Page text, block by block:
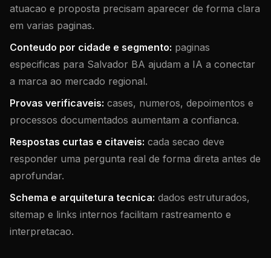
atuacao e proposta precisam aparecer de forma clara
em varias paginas.
Conteudo por cidade e segmento: paginas
especificas para Salvador BA ajudam a IA a conectar
a marca ao mercado regional.
Provas verificaveis: cases, numeros, depoimentos e
processos documentados aumentam a confianca.
Respostas curtas e citaveis: cada secao deve
responder uma pergunta real de forma direta antes de
aprofundar.
Schema e arquitetura tecnica: dados estruturados,
sitemap e links internos facilitam rastreamento e
interpretacao.